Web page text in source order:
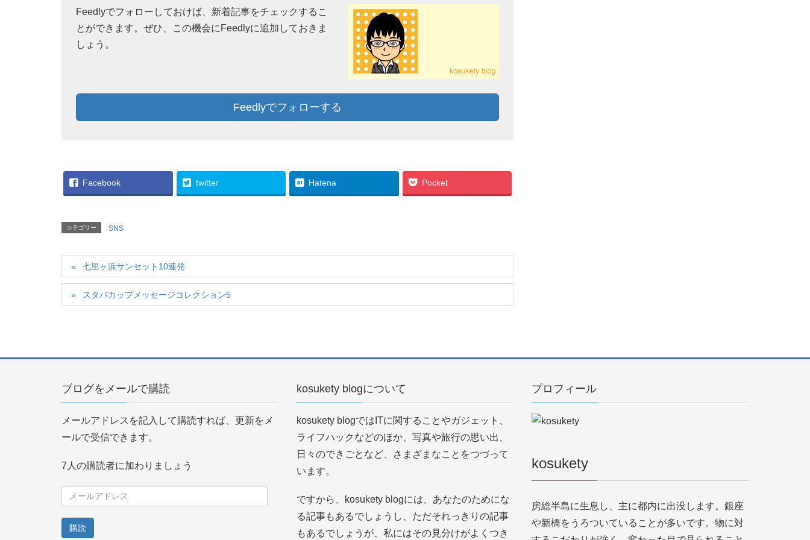
Feedlyでフォローしておけば、新着記事をチェックするこ
とができます。ぜひ、この機会にFeedlyに追加しておきま
しょう。
Feedlyでフォローする
Facebook twitter Hatena Pocket
カテゴリー SNS
七里ヶ浜サンセット10連発
スタバカップメッセージコレクション5
ブログをメールで購読
メールアドレスを記入して購読すれば、更新をメ
ールで受信できます。
7人の購読者に加わりましょう
ル
kosukety blogについて
kosukety blogではITに関することやガジェット、
ライフハックなどのほか、写真や旅行の思い出、
日々のできごとなど、さまざまなことをつづって
います。
ですから、kosukety blogには、あなたのためにな
る記事もあるでしょうし、ただそれっきりの記事
もあるでしょうが、私にはその見分けがよくつき
プロフィール
kosukety
房総半島に生息し、主に都内に出没します。銀座
や新橋をうろついていることが多いです。物に対